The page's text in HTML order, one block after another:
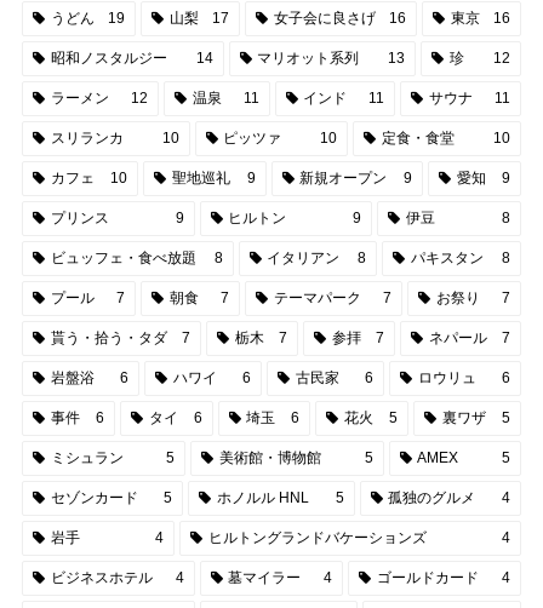
うどん 19 山梨 17 女子会に良さげ 16 東京 16
昭和ノスタルジー 14 マリオット系列 13 珍 12
ラーメン 12 温泉 11 インド 11 サウナ 11
スリランカ 10 ピッツァ 10 定食・食堂 10
カフェ 10 聖地巡礼 9 新規オープン 9 愛知 9
プリンス 9 ヒルトン 9 伊豆 8
ビュッフェ・食べ放題 8 イタリアン 8 パキスタン 8
プール 7 朝食 7 テーマパーク 7 お祭り 7
貰う・拾う・タダ 7 栃木 7 参拝 7 ネパール 7
岩盤浴 6 ハワイ 6 古民家 6 ロウリュ 6
事件 6 タイ 6 埼玉 6 花火 5 裏ワザ 5
ミシュラン 5 美術館・博物館 5 AMEX 5
セゾンカード 5 ホノルル HNL 5 孤独のグルメ 4
岩手 4 ヒルトングランドバケーションズ 4
ビジネスホテル 4 墓マイラー 4 ゴールドカード 4